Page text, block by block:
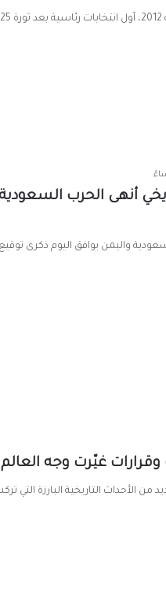
أنهى الحرب
واليمن يوافق اليوم ذكرى